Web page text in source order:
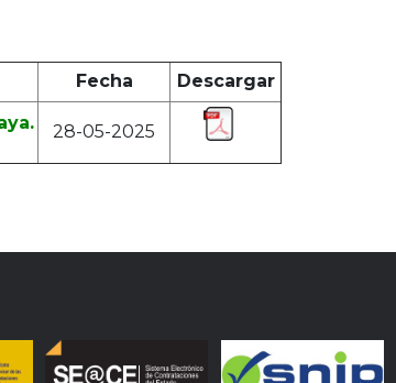
Fecha
Descargar
28-05-2025